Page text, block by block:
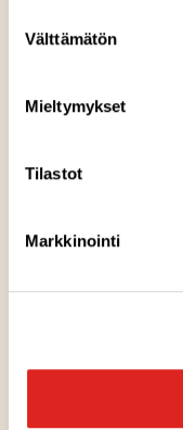
valinta
Välttämätön
Mieltymykset
Tilastot
Markkinointi
Kausituote